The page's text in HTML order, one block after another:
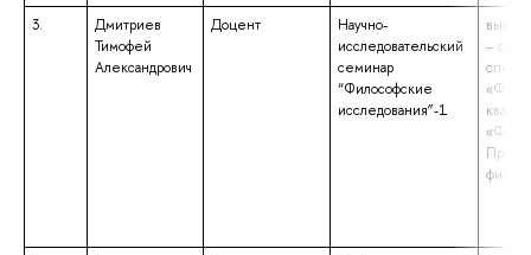
3.
Дмитриев
Тимофей
Александрович
Доцент
Научно-
исследовательский
семинар
“Философские
исследования”-1
–